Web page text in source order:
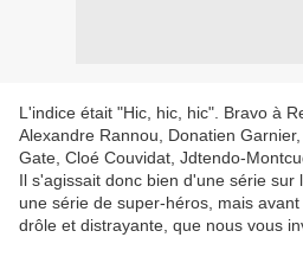
L'indice était "Hic, hic, hic". Bravo à
Alexandre Rannou, Donatien
Gate, Cloé Couvidat, Jdtendo-
Il s'agissait donc bien d'une série sur
une série de super-héros, mais
drôle et distrayante, que nous vous